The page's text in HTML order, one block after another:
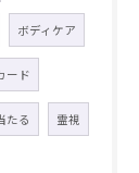
ボディケア
ード
たる 霊視